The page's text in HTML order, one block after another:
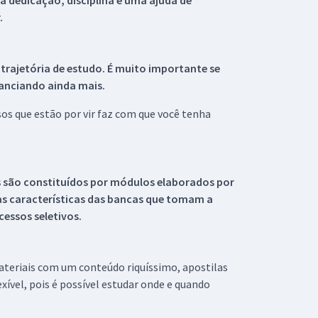
de estudo. É muito importante se
ainda mais.
que estão por vir faz com que você tenha
são constituídos por módulos elaborados por
características das bancas que tomam a
seletivos.
com um conteúdo riquíssimo, apostilas
pois é possível estudar onde e quando